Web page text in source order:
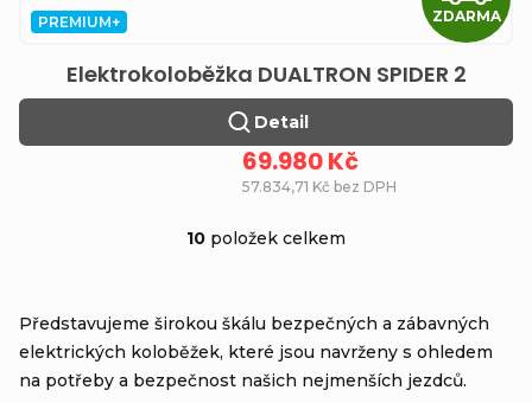
PREMIUM+ ZDARMA
Elektrokoloběžka DUALTRON SPIDER 2
57.834,71 Kč bez DPH
69.980 Kč
Detail
l
á
10 položek celkem
Představujeme širokou škálu bezpečných a zábavných
elektrických koloběžek, které jsou navrženy s ohledem
na potřeby a bezpečnost našich nejmenších jezdců.